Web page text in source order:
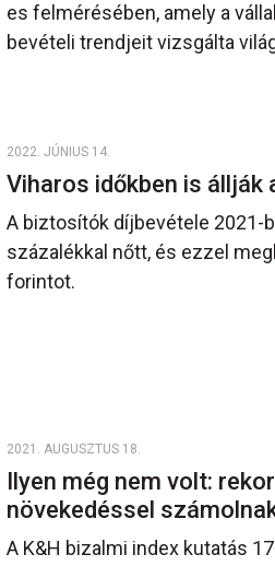
es felmérésében, amely a
bevételi trendjeit vizsgálta
2022. JÚNIUS 14.
Viharos időkben is
A biztosítók díjbevétele 2021-
százalékkal nőtt, és ezzel
forintot.
2021. AUGUSZTUS 18.
Ilyen még nem volt:
növekedéssel
A K&H bizalmi index kutatás